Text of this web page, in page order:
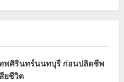
ทพศิรินทร์นนทบุรี ก่อนปลิดชีพ
ยชีวิต